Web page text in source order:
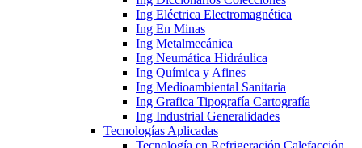
Ing Eléctrica Electromagnética
Ing En Minas
Ing Metalmecánica
Ing Neumática Hidráulica
Ing Química y Afines
Ing Medioambiental Sanitaria
Ing Grafica Tipografía Cartografía
Ing Industrial Generalidades
Tecnologías Aplicadas
Tecnología en Refrigeración Calefacción